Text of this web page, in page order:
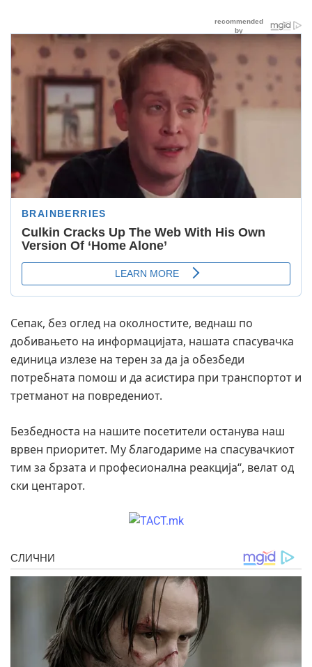
Сепак, без оглед на околностите, веднаш по
добивањето на информацијата, нашата спасувачка
единица излезе на терен за да ја обезбеди
потребната помош и да асистира при транспортот и
третманот на повредениот.
Безбедноста на нашите посетители останува наш
врвен приоритет. Му благодариме на спасувачкиот
тим за брзата и професионална реакција“, велат од
ски центарот.